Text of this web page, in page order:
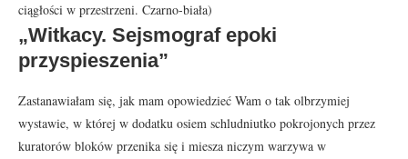
ciągłości w przestrzeni. Czarno-biała)
„Witkacy. Sejsmograf epoki
przyspieszenia”
Zastanawiałam się, jak mam opowiedzieć Wam o tak olbrzymiej
wystawie, w której w dodatku osiem schludniutko pokrojonych przez
kuratorów bloków przenika się i miesza niczym warzywa w